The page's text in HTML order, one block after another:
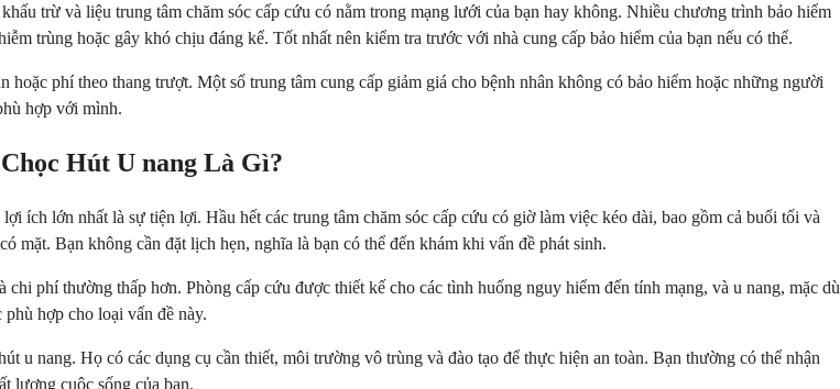
trừ và liệu trung tâm chăm sóc cấp cứu có nằm trong mạng lưới của bạn hay không. Nhiều chương trình bảo hiểm
trùng hoặc gây khó chịu đáng kể. Tốt nhất nên kiểm tra trước với nhà cung cấp bảo hiểm của bạn nếu có thể.
phí theo thang trượt. Một số trung tâm cung cấp giảm giá cho bệnh nhân không có bảo hiểm hoặc những người
hợp với mình.
Hút U nang Là Gì?
ích lớn nhất là sự tiện lợi. Hầu hết các trung tâm chăm sóc cấp cứu có giờ làm việc kéo dài, bao gồm cả buổi tối và
mặt. Bạn không cần đặt lịch hẹn, nghĩa là bạn có thể đến khám khi vấn đề phát sinh.
phí thường thấp hơn. Phòng cấp cứu được thiết kế cho các tình huống nguy hiểm đến tính mạng, và u nang, mặc dù
hợp cho loại vấn đề này.
u nang. Họ có các dụng cụ cần thiết, môi trường vô trùng và đào tạo để thực hiện an toàn. Bạn thường có thể nhận
lượng cuộc sống của bạn.